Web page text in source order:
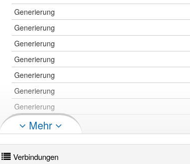
Generierung
Generierung
Generierung
Generierung
Generierung
Generierung
Generierung
Generierung
Generierung
Mehr
Verbindungen